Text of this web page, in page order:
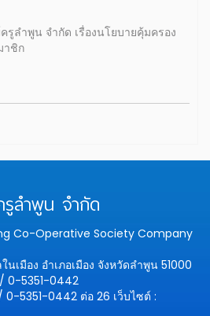
ลำพูน จำกัด เรื่องนโยบายคุ้มครอง
าชิก
ลำพูน จำกัด
Co-Operative Society Company
เมือง อำเภอเมือง จังหวัดลำพูน 51000
0-5351-0442
0-5351-0442 ต่อ 26 เว็บไซต์ :